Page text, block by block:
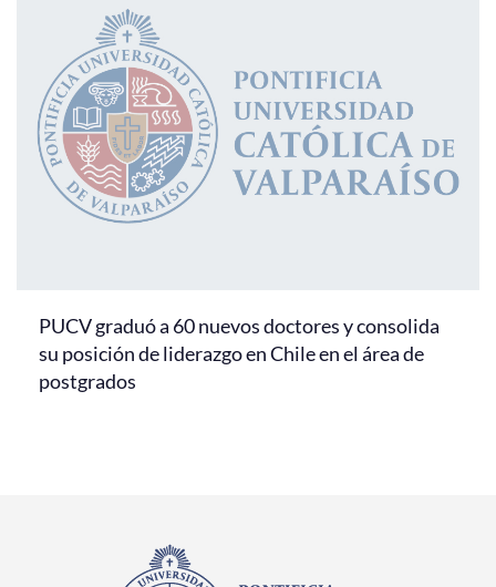
PUCV graduó a 60 nuevos doctores y consolida
su posición de liderazgo en Chile en el área de
postgrados